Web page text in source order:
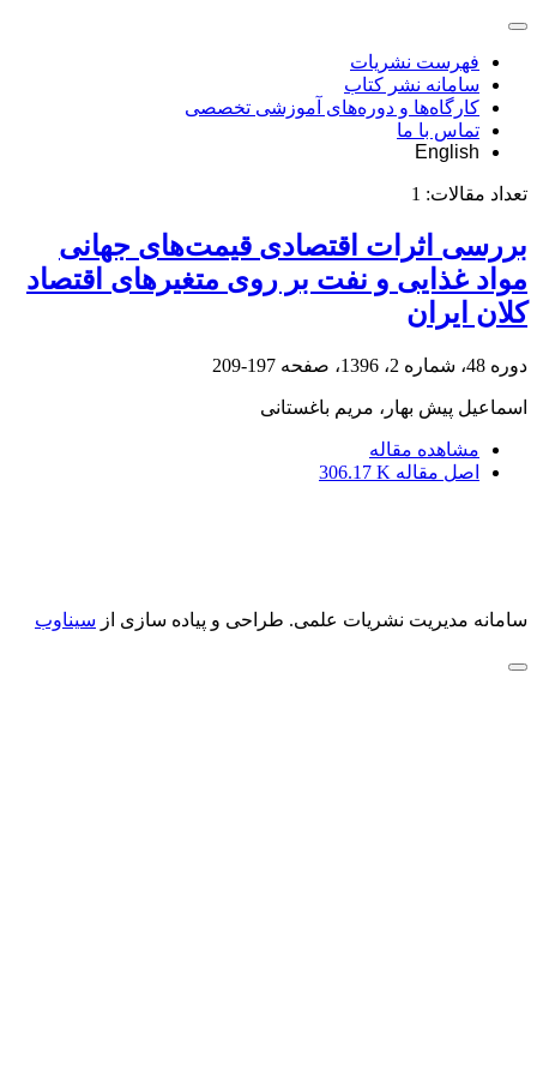
فهرست نشریات
سامانه نشر کتاب
کارگاه‌ها و دوره‌های آموزشی تخصصی
تماس با ما
English
تعداد مقالات: 1
بررسی اثرات اقتصادی قیمت‌های جهانی
مواد غذایی و نفت بر روی متغیرهای اقتصاد
کلان ایران
دوره 48، شماره 2، 1396، صفحه 197-209
اسماعیل پیش بهار، مریم باغستانی
مشاهده مقاله
اصل مقاله 306.17 K
سامانه مدیریت نشریات علمی. طراحی و پیاده سازی از سیناوب